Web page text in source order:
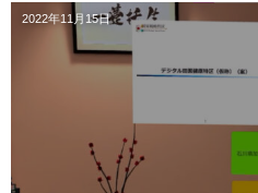
2022年11月15日